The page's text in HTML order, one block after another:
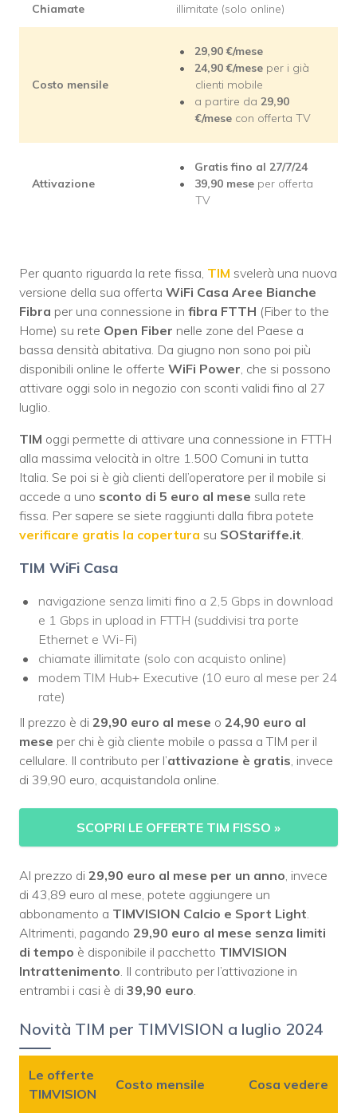
Chiamate illimitate (solo online)
Costo mensile
29,90 €/mese
24,90 €/mese per i già
clienti mobile
a partire da 29,90
€/mese con offerta TV
Attivazione
Gratis fino al 27/7/24
39,90 mese per offerta
TV
Per quanto riguarda la rete fissa, TIM svelerà una nuova
versione della sua offerta WiFi Casa Aree Bianche
Fibra per una connessione in fibra FTTH (Fiber to the
Home) su rete Open Fiber nelle zone del Paese a
bassa densità abitativa. Da giugno non sono poi più
disponibili online le offerte WiFi Power , che si possono
attivare oggi solo in negozio con sconti validi fino al 27
luglio.
TIM oggi permette di attivare una connessione in FTTH
alla massima velocità in oltre 1.500 Comuni in tutta
Italia. Se poi si è già clienti dell’operatore per il mobile si
accede a uno sconto di 5 euro al mese sulla rete
fissa. Per sapere se siete raggiunti dalla fibra potete
verificare gratis la copertura su SOStariffe.it
TIM WiFi Casa
navigazione senza limiti fino a 2,5 Gbps in download
e 1 Gbps in upload in FTTH (suddivisi tra porte
Ethernet e Wi-Fi)
chiamate illimitate (solo con acquisto online)
modem TIM Hub+ Executive (10 euro al mese per 24
rate)
Il prezzo è di 29,90 euro al mese o 24,90 euro al
mese per chi è già cliente mobile o passa a TIM per il
cellulare. Il contributo per l’attivazione è gratis , invece
di 39,90 euro, acquistandola online.
SCOPRI LE OFFERTE TIM FISSO »
Al prezzo di 29,90 euro al mese per un anno , invece
di 43,89 euro al mese, potete aggiungere un
abbonamento a TIMVISION Calcio e Sport Light
Altrimenti, pagando 29,90 euro al mese senza limiti
di tempo è disponibile il pacchetto TIMVISION
Intrattenimento . Il contributo per l’attivazione in
entrambi i casi è di 39,90 euro
Novità TIM per TIMVISION a luglio 2024
Le offerte
TIMVISION
Costo mensile Cosa vedere